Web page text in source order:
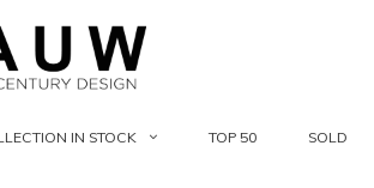
IN STOCK TOP 50 SOLD